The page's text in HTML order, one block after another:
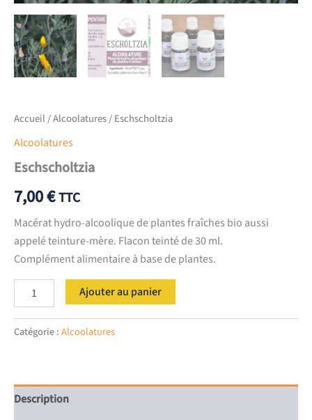
Accueil/Alcoolatures/ Eschscholtzia
Alcoolatures
Eschscholtzia
7,00€TTC
Macérat hydro-alcoolique de plantes fraîches bio aussi
appelé teinture-mère. Flacon teinté de 30 ml.
Complément alimentaire à base de plantes.
quantité
Ajouter au panier
Catégorie :Alcoolatures
Description